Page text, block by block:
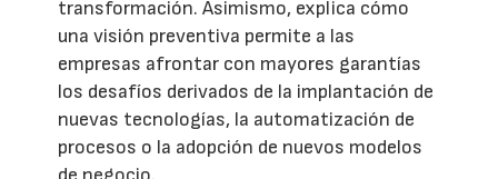
transformación. Asimismo, explica cómo
una visión preventiva permite a las
empresas afrontar con mayores garantías
los desafíos derivados de la implantación de
nuevas tecnologías, la automatización de
procesos o la adopción de nuevos modelos